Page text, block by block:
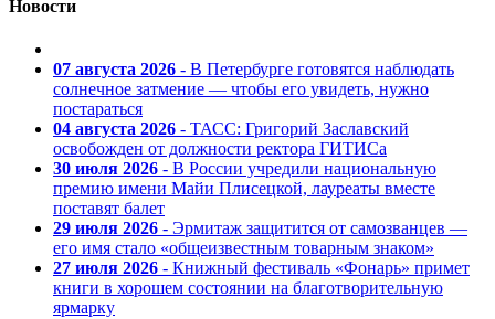
Новости
07 августа 2026 - В Петербурге готовятся наблюдать
солнечное затмение — чтобы его увидеть, нужно
постараться
04 августа 2026 - ТАСС: Григорий Заславский
освобожден от должности ректора ГИТИСа
30 июля 2026 - В России учредили национальную
премию имени Майи Плисецкой, лауреаты вместе
поставят балет
29 июля 2026 - Эрмитаж защитится от самозванцев —
его имя стало «общеизвестным товарным знаком»
27 июля 2026 - Книжный фестиваль «Фонарь» примет
книги в хорошем состоянии на благотворительную
ярмарку